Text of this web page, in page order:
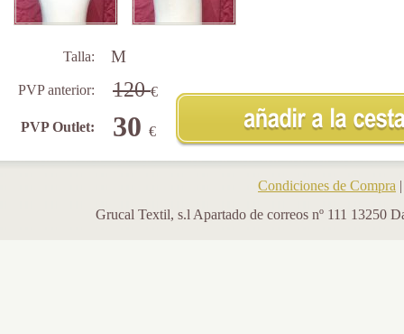
Talla: M
PVP anterior: 120 €
PVP Outlet: 30 €
Condiciones de Compra
Grucal Textil, s.l Apartado de correos nº 111 13250